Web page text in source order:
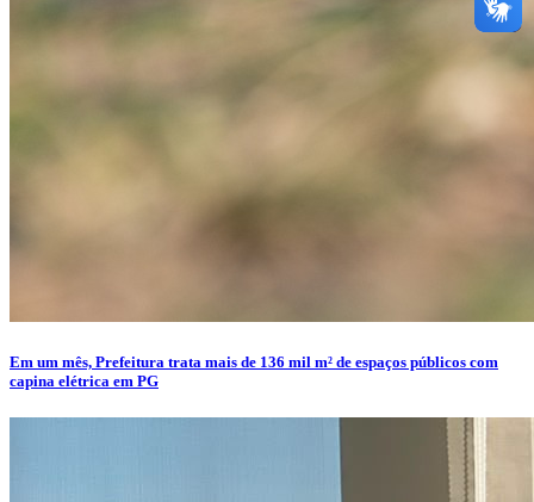
Em um mês, Prefeitura trata mais de 136 mil m² de espaços públicos com
capina elétrica em PG